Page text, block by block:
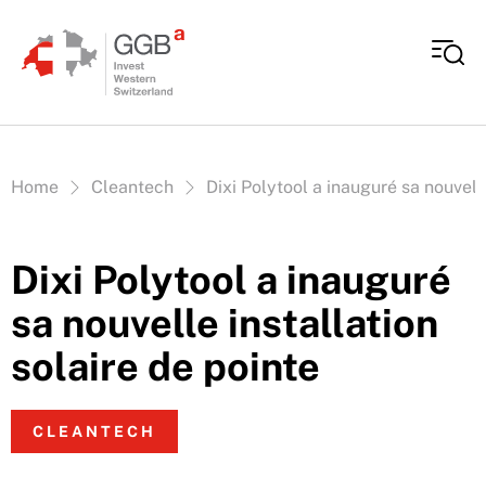
Vous êtes ici:
Home Cleantech Dixi Polytool a inauguré sa
Dixi Polytool a inauguré
sa nouvelle installation
solaire de pointe
CLEANTECH